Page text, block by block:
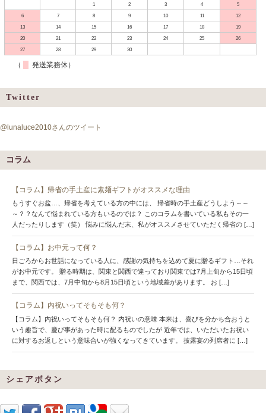
1
2 3 4
5
6
7 8 9 10 11
12
13
14 15 16 17 18
19
20
21 22 23 24 25
26
27
28 29 30
（ 発送業務休）
Twitter
@lunaluce2010さんのツイート
コラム
【コラム】帰省の手土産に素麺ギフトがオススメな理由
もうすぐお盆…、帰省を考えている方の中には、 帰省時の手土産どうしよう～～
～？？なんて悩まれている方もいるのでは？ このコラムを書いている私もその一
人だったりします（笑） 悩みに悩んだ末、私がオススメさせていただく帰省の […]
【コラム】お中元って何？
日ごろからお世話になっている人に、感謝の気持ちを込めて夏に贈るギフト…それ
がお中元です。 贈る時期は、関東と関西で違っており関東では7月上旬から15日頃
まで、関西では、7月中旬から8月15日頃という地域差があります。 お […]
【コラム】内祝いってそもそも何？
【コラム】内祝いってそもそも何？ 内祝いの意味 本来は、喜びを分かち合おうと
いう趣旨で、慶び事があった時に配るものでしたが 近年では、いただいたお祝い
に対するお返しという意味合いが強くなってきています。 披露宴の列席者に […]
シェアボタン